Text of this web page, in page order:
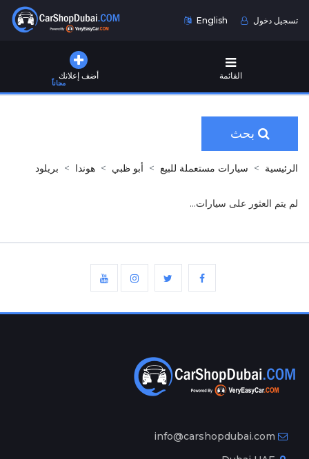
English تسجيل دخول
أضف إعلانك
مجاناً
القائمة
بحث
الرئيسية سيارات مستعملة للبيع أبو ظبي هوندا بريلود
لم يتم العثور على سيارات...
info@carshopdubai.com